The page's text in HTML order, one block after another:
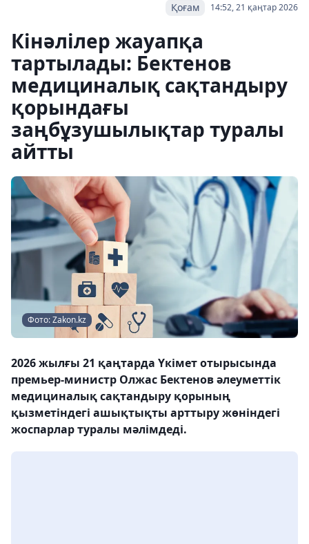
14:52, 21 қаңтар 2026
Қоғам
Кінәлілер жауапқа
тартылады: Бектенов
медициналық сақтандыру
қорындағы
заңбұзушылықтар туралы
айтты
Фото: Zakon.kz
2026 жылғы 21 қаңтарда Үкімет отырысында
премьер-министр Олжас Бектенов әлеуметтік
медициналық сақтандыру қорының
қызметіндегі ашықтықты арттыру жөніндегі
жоспарлар туралы мәлімдеді.